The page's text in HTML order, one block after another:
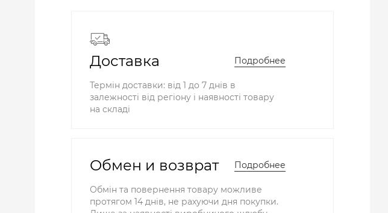
Доставка Подробнее
Термін доставки: від 1 до 7 днів в
залежності від регіону і наявності товару
на складі
Обмен и возврат Подробнее
Обмін та повернення товару можливе
протягом 14 днів, не рахуючи дня покупки.